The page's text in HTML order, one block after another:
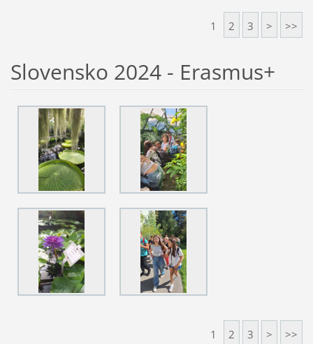
1 2 3 > >>
Slovensko 2024 - Erasmus+
1 2 3 > >>